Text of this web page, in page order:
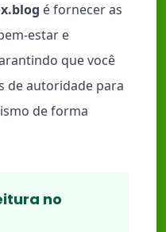
é fornecer as
estar e
que você
de autoridade para
de forma
no